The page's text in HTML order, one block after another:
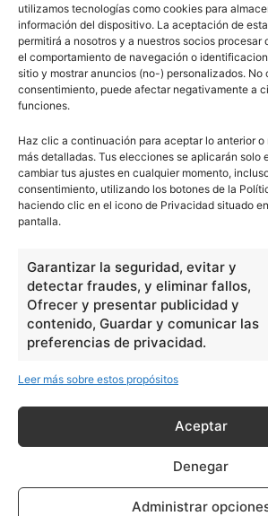
utilizamos tecnologías como cookies para
información del dispositivo. La aceptación de
permitirá a nosotros y a nuestros socios procesar
el comportamiento de navegación o
sitio y mostrar anuncios (no-) personalizados. No
consentimiento, puede afectar negativamente a
funciones.
Haz clic a continuación para aceptar lo anterior
más detalladas. Tus elecciones se aplicarán solo
cambiar tus ajustes en cualquier momento,
consentimiento, utilizando los botones de la
haciendo clic en el icono de Privacidad situado
pantalla.
Garantizar la seguridad, evitar y
detectar fraudes, y eliminar fallos,
Ofrecer y presentar publicidad y
contenido, Guardar y comunicar las
preferencias de privacidad.
Leer más sobre estos propósitos
Aceptar
Denegar
Administrar